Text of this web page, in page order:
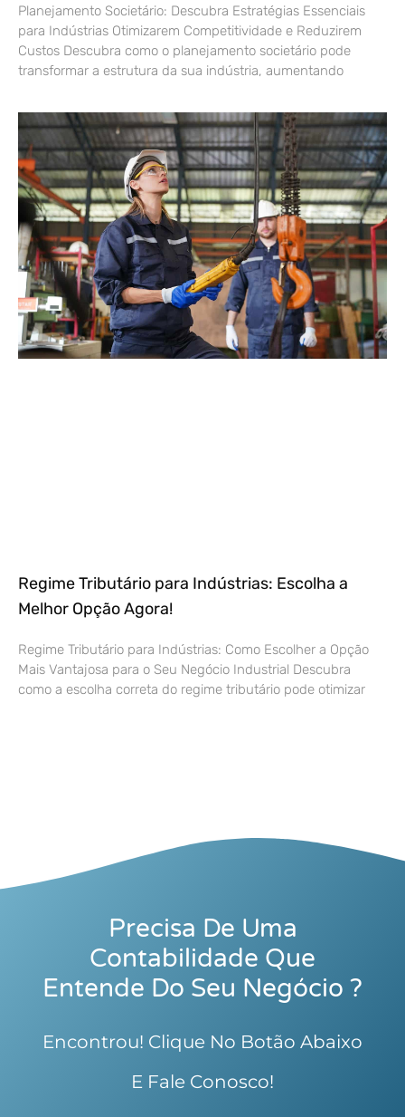
Planejamento Societário: Descubra Estratégias Essenciais
para Indústrias Otimizarem Competitividade e Reduzirem
Custos Descubra como o planejamento societário pode
transformar a estrutura da sua indústria, aumentando
Regime Tributário para Indústrias: Escolha a
Melhor Opção Agora!
Regime Tributário para Indústrias: Como Escolher a Opção
Mais Vantajosa para o Seu Negócio Industrial Descubra
como a escolha correta do regime tributário pode otimizar
Precisa De Uma
Contabilidade Que
Entende Do Seu Negócio ?
Encontrou! Clique No Botão Abaixo
E Fale Conosco!